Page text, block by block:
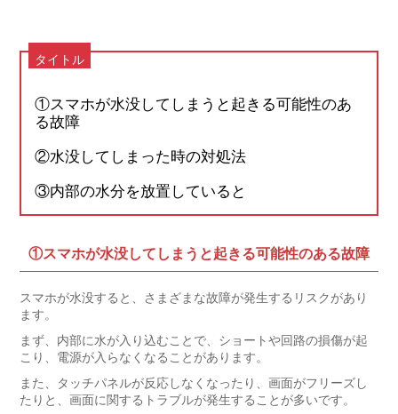
タイトル
①スマホが水没してしまうと起きる可能性のあ
る故障
②水没してしまった時の対処法
③内部の水分を放置していると
①スマホが水没してしまうと起きる可能性のある故障
スマホが水没すると、さまざまな故障が発生するリスクがあり
ます。
まず、内部に水が入り込むことで、ショートや回路の損傷が起
こり、電源が入らなくなることがあります。
また、タッチパネルが反応しなくなったり、画面がフリーズし
たりと、画面に関するトラブルが発生することが多いです。